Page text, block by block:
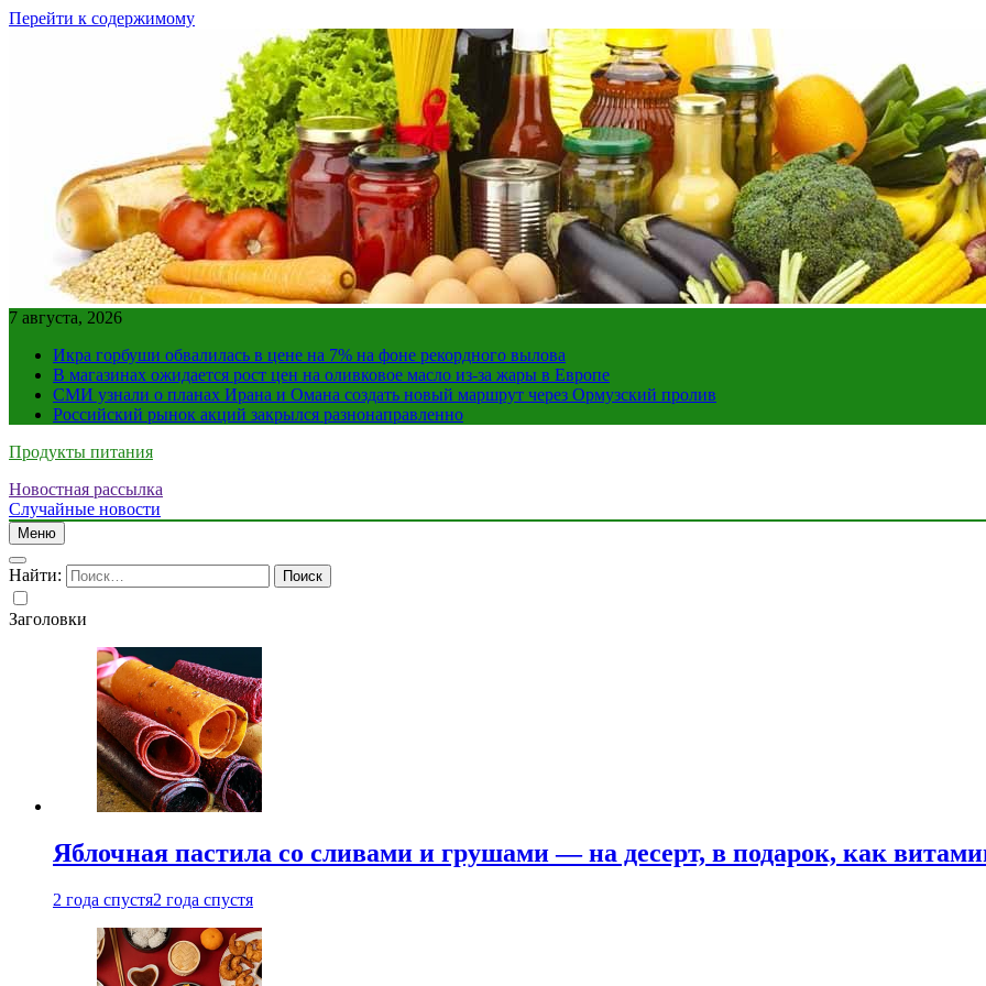
Перейти к содержимому
7 августа, 2026
Икра горбуши обвалилась в цене на 7% на фоне рекордного вылова
В магазинах ожидается рост цен на оливковое масло из-за жары в Европе
СМИ узнали о планах Ирана и Омана создать новый маршрут через Ормузский пролив
Российский рынок акций закрылся разнонаправленно
Продукты питания
Новостная рассылка
Случайные новости
Меню
Найти:
Заголовки
Яблочная пастила со сливами и грушами — на десерт, в подарок, как
2 года спустя2 года спустя